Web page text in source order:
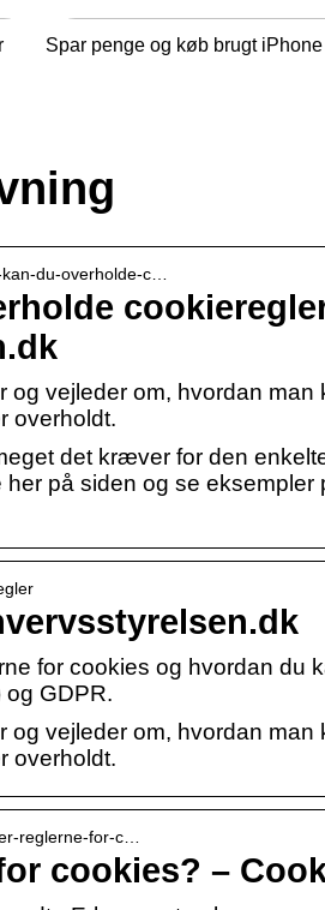
Spar penge og køb brugt iPhone
du-overholde-c…
og vejleder om, hvordan
overholdt.
det kræver for den
på siden og se
for cookies og hvordan
GDPR.
og vejleder om, hvordan
overholdt.
reglerne-for-c…
cookies? –